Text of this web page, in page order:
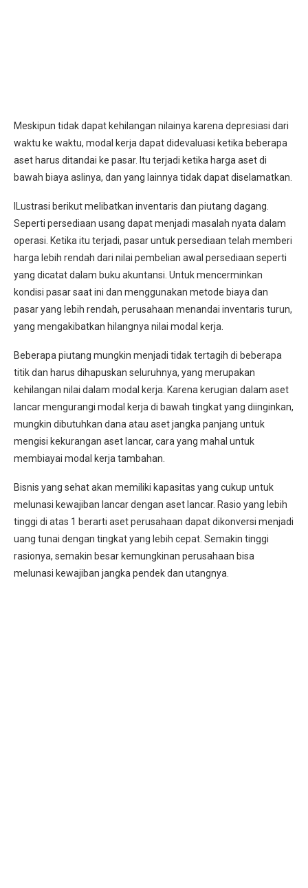
Meskipun tidak dapat kehilangan nilainya karena depresiasi dari
waktu ke waktu, modal kerja dapat didevaluasi ketika beberapa
aset harus ditandai ke pasar. Itu terjadi ketika harga aset di
bawah biaya aslinya, dan yang lainnya tidak dapat diselamatkan.
ILustrasi berikut melibatkan inventaris dan piutang dagang.
Seperti persediaan usang dapat menjadi masalah nyata dalam
operasi. Ketika itu terjadi, pasar untuk persediaan telah memberi
harga lebih rendah dari nilai pembelian awal persediaan seperti
yang dicatat dalam buku akuntansi. Untuk mencerminkan
kondisi pasar saat ini dan menggunakan metode biaya dan
pasar yang lebih rendah, perusahaan menandai inventaris turun,
yang mengakibatkan hilangnya nilai modal kerja.
Beberapa piutang mungkin menjadi tidak tertagih di beberapa
titik dan harus dihapuskan seluruhnya, yang merupakan
kehilangan nilai dalam modal kerja. Karena kerugian dalam aset
lancar mengurangi modal kerja di bawah tingkat yang diinginkan,
mungkin dibutuhkan dana atau aset jangka panjang untuk
mengisi kekurangan aset lancar, cara yang mahal untuk
membiayai modal kerja tambahan.
Bisnis yang sehat akan memiliki kapasitas yang cukup untuk
melunasi kewajiban lancar dengan aset lancar. Rasio yang lebih
tinggi di atas 1 berarti aset perusahaan dapat dikonversi menjadi
uang tunai dengan tingkat yang lebih cepat. Semakin tinggi
rasionya, semakin besar kemungkinan perusahaan bisa
melunasi kewajiban jangka pendek dan utangnya.